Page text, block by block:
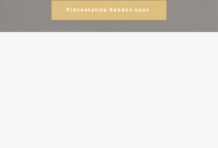
Présentation Rendez-vous